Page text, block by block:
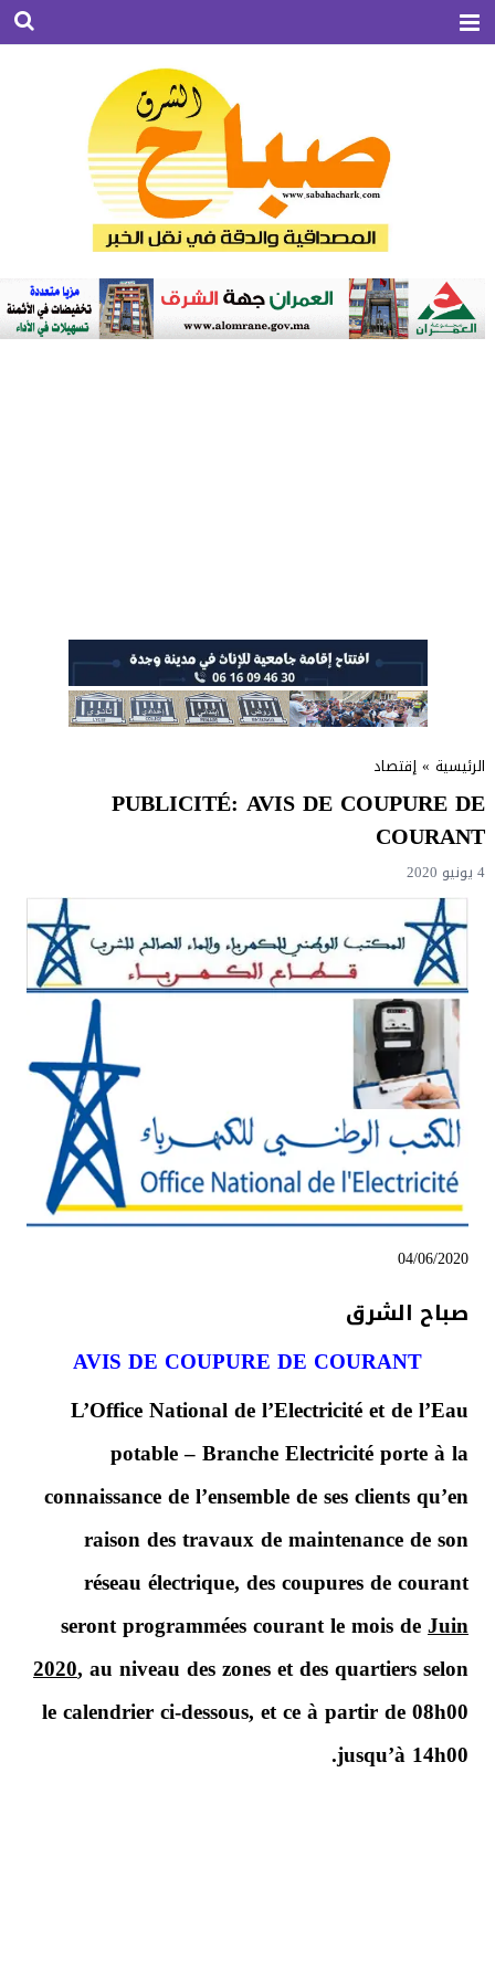
الرئيسية » إقتصاد
PUBLICITÉ: AVIS DE COUPURE DE
COURANT
4 يونيو 2020
04/06/2020
صباح الشرق
AVIS DE COUPURE DE COURANT
L’Office National de l’Electricité et de l’Eau
potable – Branche Electricité porte à la
connaissance de l’ensemble de ses clients qu’en
raison des travaux de maintenance de son
réseau électrique, des coupures de courant
seront programmées courant le mois deJuin
2020, au niveau des zones et des quartiers selon
le calendrier ci-dessous, et ce à partir de 08h00
jusqu’à 14h00.